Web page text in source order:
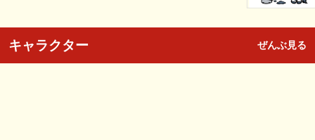
キャラクター ぜんぶ見る